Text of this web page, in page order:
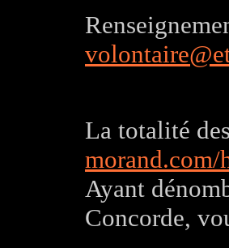
La totalité
morand.com/
Ayant
Concorde,